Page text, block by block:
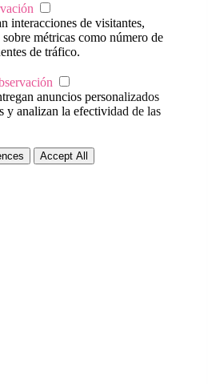
interacciones de visitantes,
métricas como número de
de tráfico.
anuncios personalizados
y analizan la efectividad de las
Accept All